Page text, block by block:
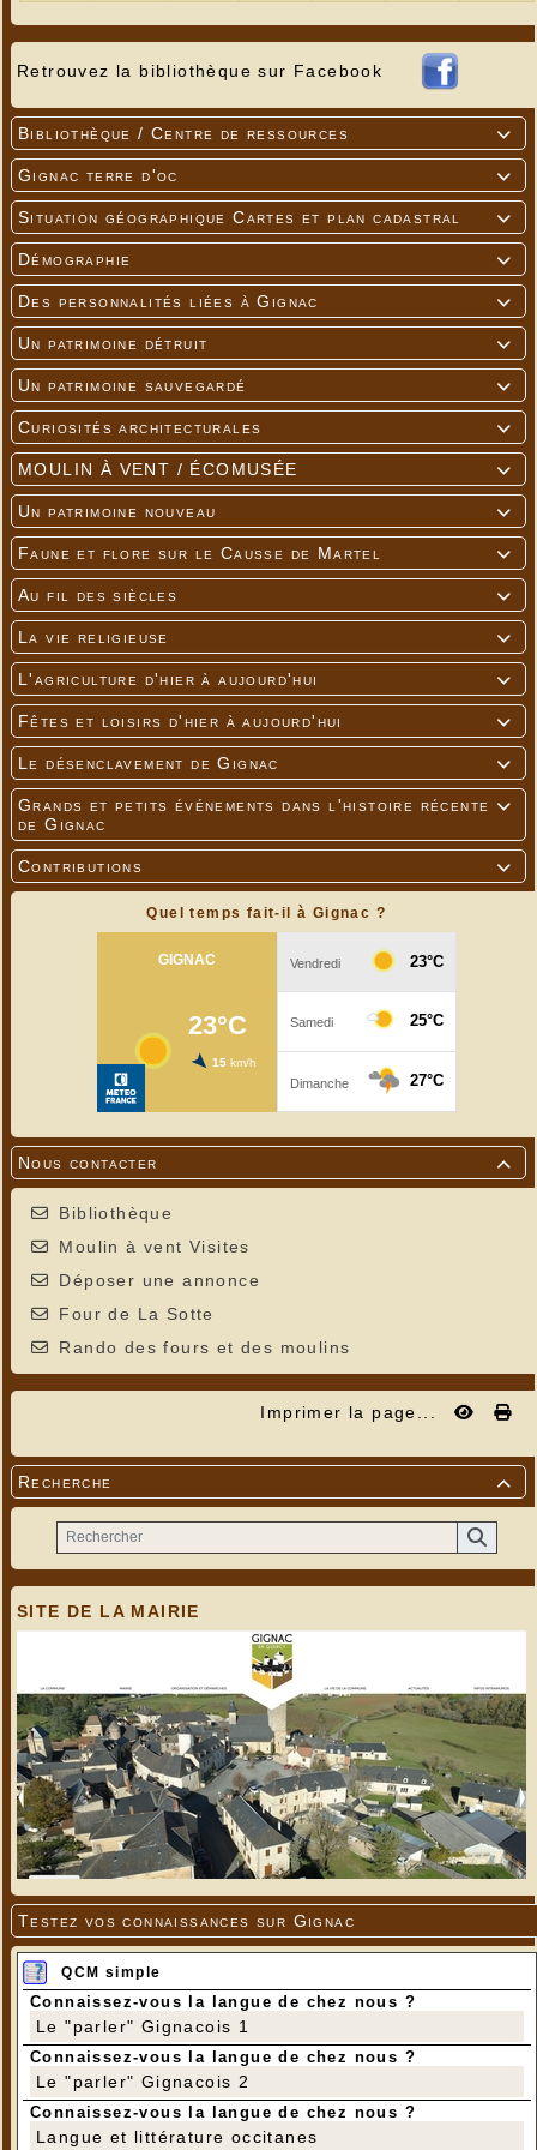
Retrouvez la bibliothèque sur Facebook

Bibliothèque / Centre de ressources

Gignac terre d'oc

Situation géographique Cartes et plan cadastral

Démographie

Des personnalités liées à Gignac

Un patrimoine détruit

Un patrimoine sauvegardé

Curiosités architecturales

MOULIN À VENT / ÉCOMUSÉE

Un patrimoine nouveau

Faune et flore sur le Causse de Martel

Au fil des siècles

La vie religieuse

L'agriculture d'hier à aujourd'hui

Fêtes et loisirs d'hier à aujourd'hui

Le désenclavement de Gignac

Grands et petits événements dans l'histoire récente
de Gignac

Contributions
Quel temps fait-il à Gignac ?

Nous contacter
Bibliothèque
Moulin à vent Visites
Déposer une annonce
Four de La Sotte
Rando des fours et des moulins
Imprimer la page...

Recherche
SITE DE LA MAIRIE
Testez vos connaissances sur Gignac
QCM simple
Connaissez-vous la langue de chez nous ?
Le "parler" Gignacois 1
Connaissez-vous la langue de chez nous ?
Le "parler" Gignacois 2
Connaissez-vous la langue de chez nous ?
Langue et littérature occitanes